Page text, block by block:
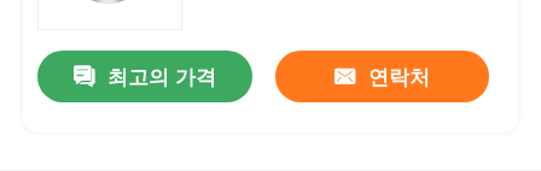
최고의 가격
연락처
새로운 Omron Cj1W-OD231 트랜지스터 출력 PLC 모듈 유닛 24VDC